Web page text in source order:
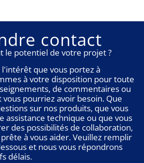
contact
le potentiel de votre projet ?
que vous portez à
à votre disposition pour toute
de commentaires ou
vous pourriez avoir besoin. Que
sur nos produits, que vous
assistance technique ou que vous
des possibilités de collaboration,
à vous aider. Veuillez remplir
et nous vous répondrons
délais.